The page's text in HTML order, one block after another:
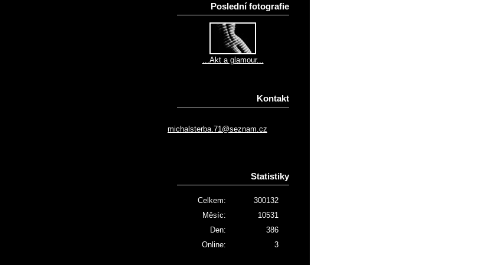
Poslední fotografie
...Akt a glamour...
Kontakt
michalsterba.71@seznam.cz
Statistiky
Online: 3
Celkem:
300132
Měsíc:
10531
Den:
386